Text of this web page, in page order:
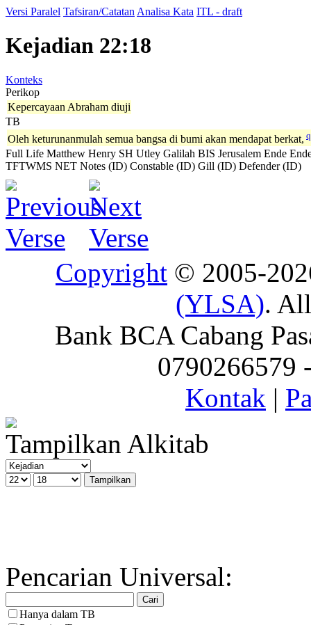
Versi Paralel Tafsiran/Catatan Analisa Kata ITL - draft
Kejadian 22:18
Konteks
Perikop
Kepercayaan Abraham diuji
TB
Oleh keturunanmulah semua bangsa di bumi akan mendapat berkat, q
Full Life Matthew Henry SH Utley Galilah BIS Jerusalem Ende
TFTWMS NET Notes (ID) Constable (ID) Gill (ID) Defender (ID)
Copyright © 2005-
(YLSA).
Bank BCA Cabang
0790266579
Kontak |
Tampilkan Alkitab
Pencarian Universal:
Hanya dalam TB